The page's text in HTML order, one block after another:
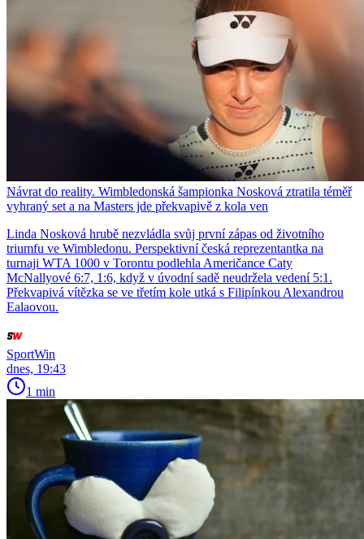
Návrat do reality. Wimbledonská šampionka Nosková ztratila téměř
vyhraný set a na Masters jde překvapivě z kola ven
Linda Nosková hrubě nezvládla svůj první zápas od životního
triumfu ve Wimbledonu. Perspektivní česká reprezentantka na
turnaji WTA 1000 v Torontu podlehla Američance Caty
McNallyové 6:7, 1:6, když v úvodní sadě neudržela vedení 5:1.
Překvapivá vítězka se ve třetím kole utká s Filipínkou Alexandrou
Ealaovou.
SportWin
dnes, 19:43
1 min